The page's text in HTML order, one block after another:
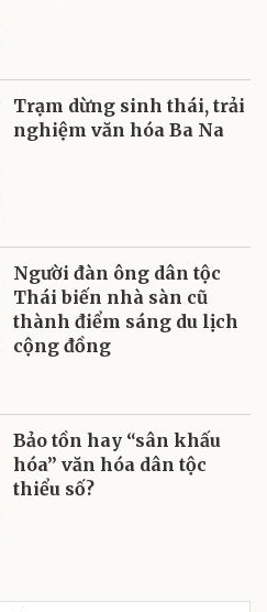
Trạm dừng sinh thái, trải
nghiệm văn hóa Ba Na
Người đàn ông dân tộc
Thái biến nhà sàn cũ
thành điểm sáng du lịch
cộng đồng
Bảo tồn hay “sân khấu
hóa” văn hóa dân tộc
thiểu số?